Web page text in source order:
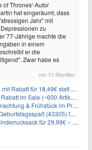
of Thrones'-Autor
hat eingeräumt, dass
Jahr" mit
zu
77-Jährige machte die
in einem
er die
Zwar habe es
vor 11 Stunden
statt 29,50€ – einlösbar bis Dezember
Sale (~600 Artikel zur Auswahl)
im Premium Hotel (Bad Oeynhausen) ab 89€ p.P.
(43305) für 29,10€
für 29,99€ – Amber-maple